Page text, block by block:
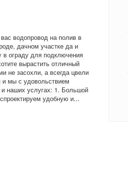
водопровод на полив в
дачном участке да и
в ограду для подключения
вырастить отличный
не засохли, а всегда цвели
мы с удовольствием
наших услугах: 1. Большой
удобную и...